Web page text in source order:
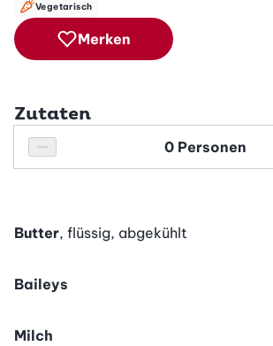
Vegetarisch
Merken
Zutaten
Personenanzahl verringern
Personenanzahl
Butter, flüssig, abgekühlt
Baileys
Milch